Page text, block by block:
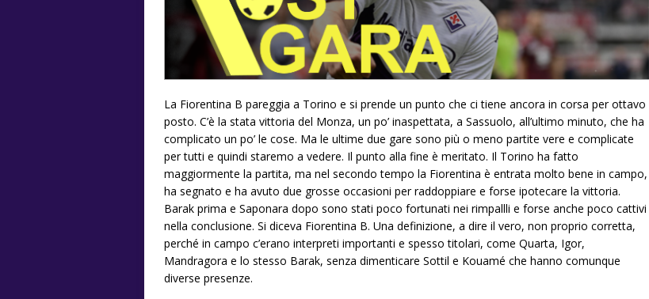
La Fiorentina B pareggia a Torino e si prende un punto che ci tiene ancora in corsa per ottavo
posto. C’è la stata vittoria del Monza, un po’ inaspettata, a Sassuolo, all’ultimo minuto, che ha
complicato un po’ le cose. Ma le ultime due gare sono più o meno partite vere e complicate
per tutti e quindi staremo a vedere. Il punto alla fine è meritato. Il Torino ha fatto
maggiormente la partita, ma nel secondo tempo la Fiorentina è entrata molto bene in campo,
ha segnato e ha avuto due grosse occasioni per raddoppiare e forse ipotecare la vittoria.
Barak prima e Saponara dopo sono stati poco fortunati nei rimpallli e forse anche poco cattivi
nella conclusione. Si diceva Fiorentina B. Una definizione, a dire il vero, non proprio corretta,
perché in campo c’erano interpreti importanti e spesso titolari, come Quarta, Igor,
Mandragora e lo stesso Barak, senza dimenticare Sottil e Kouamé che hanno comunque
diverse presenze.